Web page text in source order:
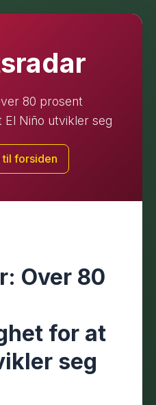
80 prosent
El Niño utvikler seg
forsiden
Over 80
for at
seg